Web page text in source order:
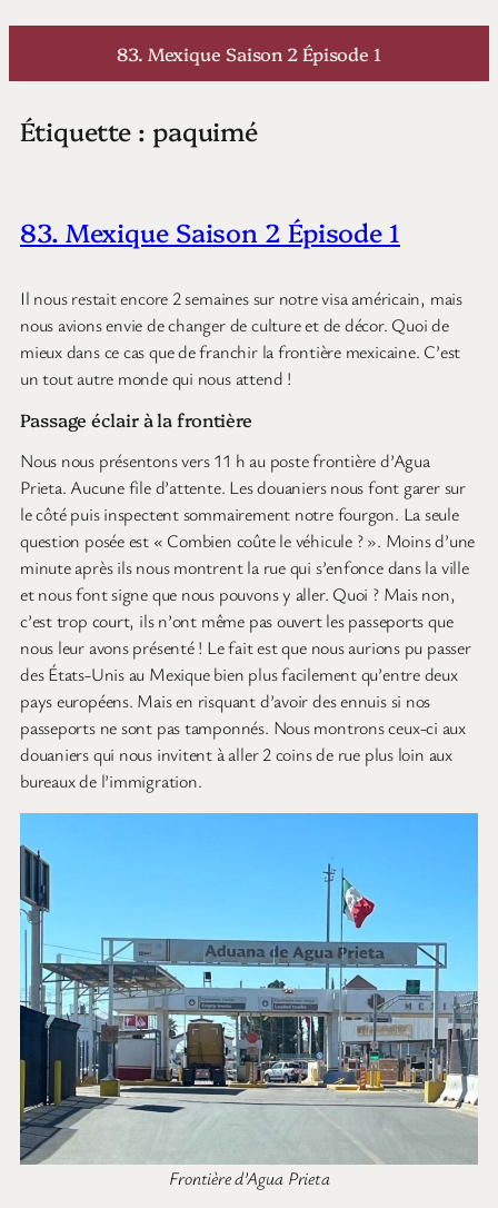
Aller
83. Mexique Saison 2 Épisode 1
Étiquette : paquimé
83. Mexique Saison 2 Épisode 1
Il nous restait encore 2 semaines sur notre visa américain, mais
nous avions envie de changer de culture et de décor. Quoi de
mieux dans ce cas que de franchir la frontière mexicaine. C’est
un tout autre monde qui nous attend !
Passage éclair à la frontière
Nous nous présentons vers 11 h au poste frontière d’Agua
Prieta. Aucune file d’attente. Les douaniers nous font garer sur
le côté puis inspectent sommairement notre fourgon. La seule
question posée est « Combien coûte le véhicule ? ». Moins d’une
minute après ils nous montrent la rue qui s’enfonce dans la ville
et nous font signe que nous pouvons y aller. Quoi ? Mais non,
c’est trop court, ils n’ont même pas ouvert les passeports que
nous leur avons présenté ! Le fait est que nous aurions pu passer
des États-Unis au Mexique bien plus facilement qu’entre deux
pays européens. Mais en risquant d’avoir des ennuis si nos
passeports ne sont pas tamponnés. Nous montrons ceux-ci aux
douaniers qui nous invitent à aller 2 coins de rue plus loin aux
bureaux de l’immigration.
Frontière d’Agua Prieta